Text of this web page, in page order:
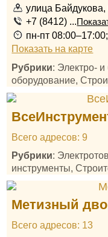
улица Байдукова,
+7 (8412) ...
пн-пт
Показать на карте
Рубрики: Электро- и
оборудование,
Всего адресов: 9
Рубрики:
инструменты,
Метизный
Всего адресов: 13